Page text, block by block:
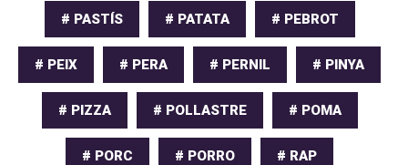
# PASTÍS # PATATA # PEBROT
# PEIX # PERA # PERNIL # PINYA
# PIZZA # POLLASTRE # POMA
# PORC # PORRO # RAP